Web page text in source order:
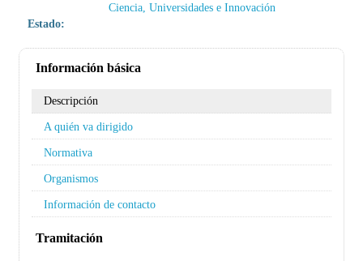
Ciencia, Universidades e Innovación
Estado:
Información básica
Descripción
A quién va dirigido
Normativa
Organismos
Información de contacto
Tramitación